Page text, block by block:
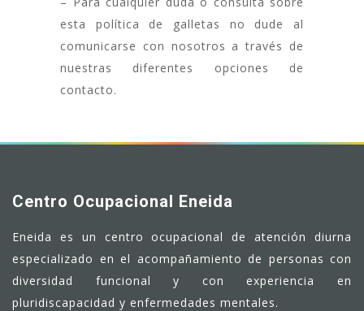
esta política de galletas no dude al
comunicarse con nosotros a través de
nuestras diferentes opciones de
contacto.
Centro Ocupacional Eneida
Eneida es un centro ocupacional de atención diurna
especializado en el acompañamiento de personas con
diversidad funcional y con experiencia en
pluridiscapacidad y enfermedades mentales.